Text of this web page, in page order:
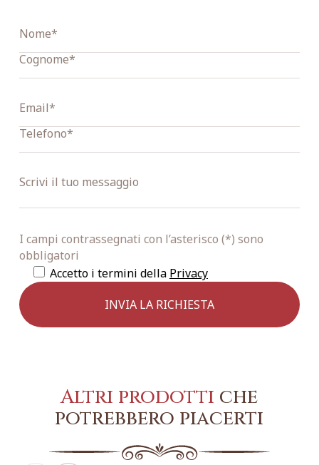
I campi contrassegnati con l’asterisco (*) sono
obbligatori
Accetto i termini della Privacy
Altri prodotti che
potrebbero piacerti